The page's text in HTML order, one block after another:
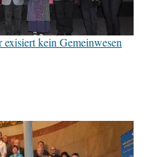
kein Gemeinwesen